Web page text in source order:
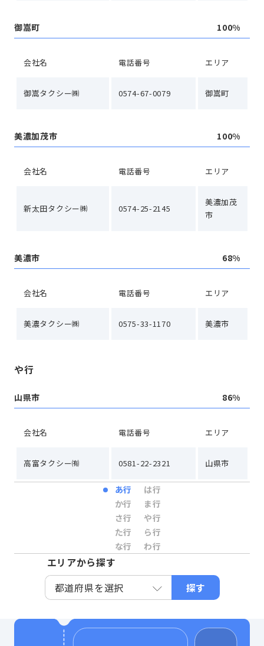
御嵩町 100%
会社名 電話番号 エリア
御嵩タクシー㈱ 0574-67-0079 御嵩町
美濃加茂市 100%
会社名 電話番号 エリア
新太田タクシー㈱ 0574-25-2145
美濃加茂
市
美濃市 68%
会社名 電話番号 エリア
美濃タクシー㈱ 0575-33-1170 美濃市
や行
山県市 86%
会社名 電話番号 エリア
高富タクシー㈲ 0581-22-2321 山県市
あ行
か行
さ行
た行
な行
は行
ま行
や行
ら行
わ行
エリアから探す
探す